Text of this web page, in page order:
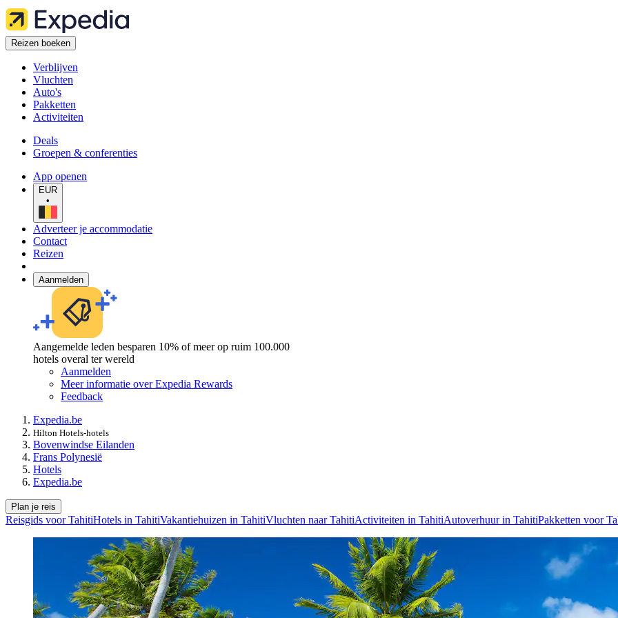
Reizen boeken
Verblijven
Vluchten
Auto's
Pakketten
Activiteiten
Deals
Groepen & conferenties
App openen
EUR
•
Adverteer je accommodatie
Contact
Reizen
Aanmelden
Aangemelde leden besparen 10% of meer op ruim 100.000
hotels overal ter wereld
Aanmelden
Meer informatie over Expedia Rewards
Feedback
Expedia.be
Hilton Hotels-hotels
Bovenwindse Eilanden
Frans Polynesië
Hotels
Expedia.be
Plan je reis
Reisgids voor TahitiHotels in TahitiVakantiehuizen in TahitiVluchten naar TahitiActiviteiten in TahitiAutoverhuur in TahitiPakketten voor